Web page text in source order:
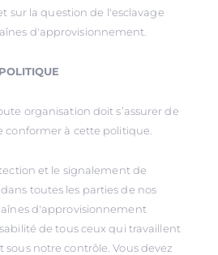
sur la question de l'esclavage
d'approvisionnement.
organisation doit s’assurer de
conformer à cette politique.
et le signalement de
toutes les parties de nos
d'approvisionnement
de tous ceux qui travaillent
sous notre contrôle. Vous devez